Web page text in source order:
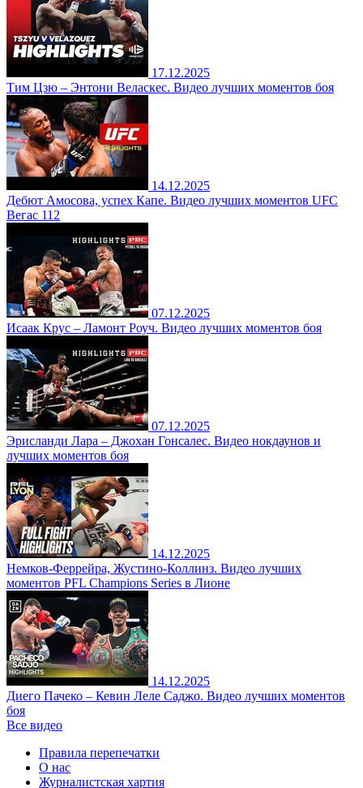
17.12.2025
Тим Цзю – Энтони Веласкес. Видео лучших моментов боя
14.12.2025
Дебют Амосова, успех Капе. Видео лучших моментов UFC
Вегас 112
07.12.2025
Исаак Крус – Ламонт Роуч. Видео лучших моментов боя
07.12.2025
Эрисланди Лара – Джохан Гонсалес. Видео нокдаунов и
лучших моментов боя
14.12.2025
Немков-Феррейра, Жустино-Коллинз. Видео лучших
моментов PFL Champions Series в Лионе
14.12.2025
Диего Пачеко – Кевин Леле Саджо. Видео лучших моментов
боя
Все видео
Правила перепечатки
О нас
Журналистская хартия